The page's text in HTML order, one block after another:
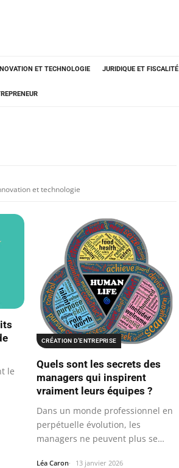
ET TECHNOLOGIE JURIDIQUE ET FISCALITÉ
et technologie
le
CRÉATION D’ENTREPRISE
Quels sont les secrets des
managers qui inspirent
vraiment leurs équipes ?
Dans un monde professionnel en
perpétuelle évolution, les
managers ne peuvent plus se
Léa Caron 13 janvier 2026